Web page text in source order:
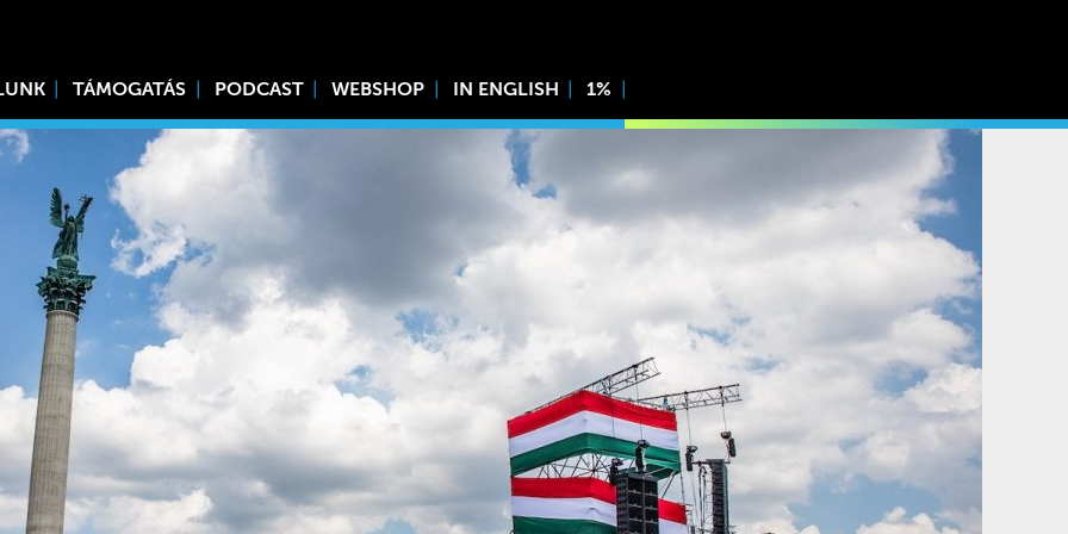
TÁMOGATÁS PODCAST WEBSHOP IN ENGLISH 1%